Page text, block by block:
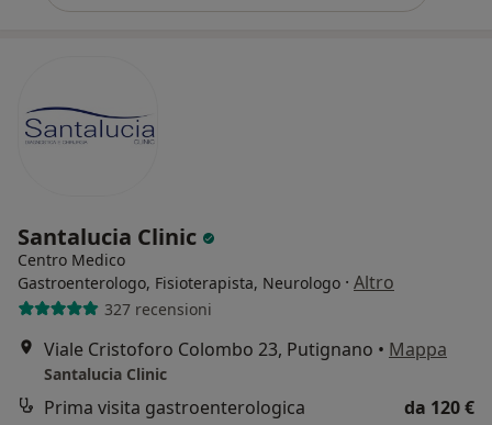
Santalucia Clinic
Centro Medico
Gastroenterologo, Fisioterapista, Neurologo · Altro
327 recensioni
Viale Cristoforo Colombo 23, Putignano • Mappa
Santalucia Clinic
Prima visita gastroenterologica
da 120 €